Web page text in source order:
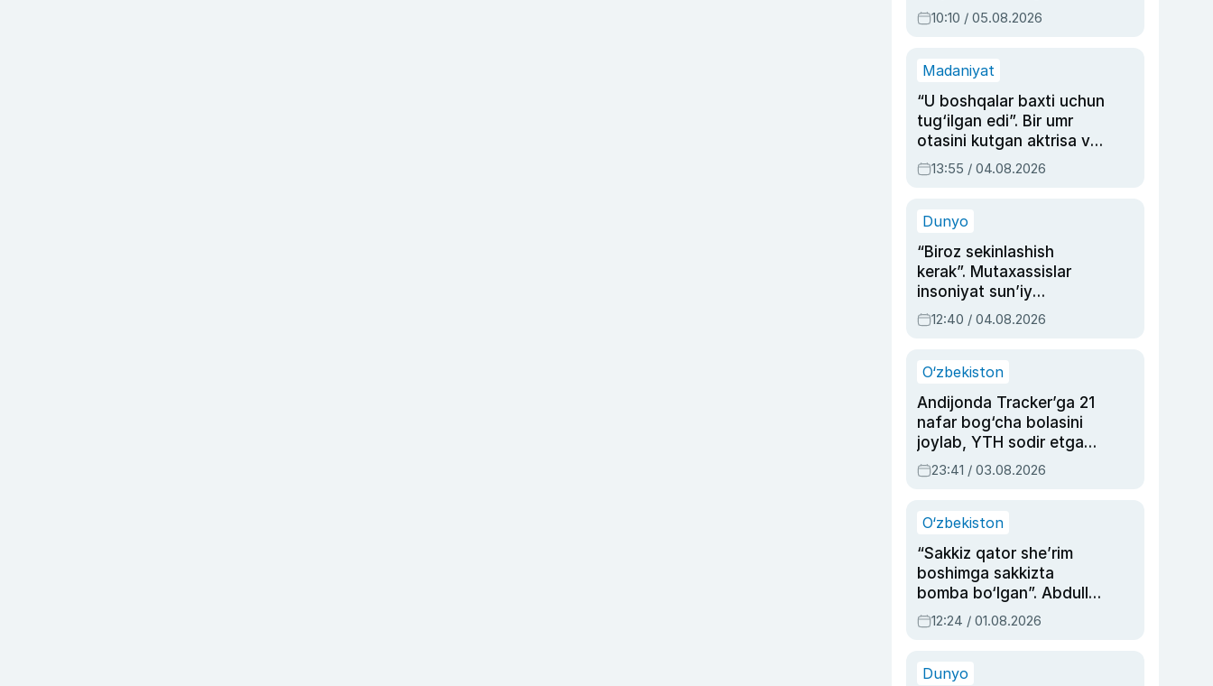
hukmi o‘qildi
10:10 / 05.08.2026
Madaniyat
“U boshqalar baxti uchun
tug‘ilgan edi”. Bir umr
otasini kutgan aktrisa va
dublyaj ustasi Rimma
Ahmedovaning
13:55 / 04.08.2026
Dunyo
“Biroz sekinlashish
kerak”. Mutaxassislar
insoniyat sun’iy
intellektni boshqara
olmay qolishidan xavotir
12:40 / 04.08.2026
O‘zbekiston
Andijonda Tracker’ga 21
nafar bog‘cha bolasini
joylab, YTH sodir etgan
ayolga sud hukmi o‘qildi
23:41 / 03.08.2026
O‘zbekiston
“Sakkiz qator she’rim
boshimga sakkizta
bomba bo‘lgan”. Abdulla
Oripovni siyosiy
ayblovlardan asrab
12:24 / 01.08.2026
Dunyo